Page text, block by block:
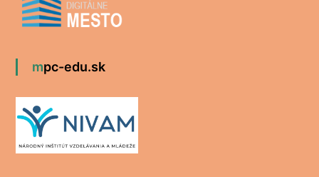
mpc-edu.sk